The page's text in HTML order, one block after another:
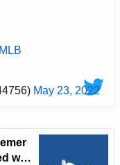
May 23, 2022
wit